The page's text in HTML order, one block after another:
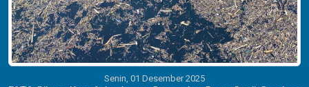
Senin, 01 Desember 2025